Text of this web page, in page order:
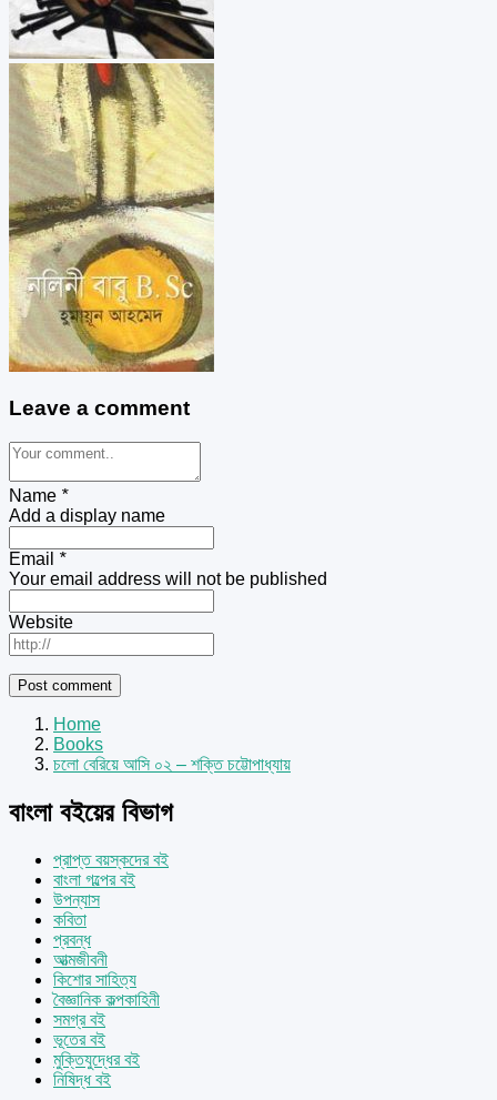
Leave a comment
Name *
Add a display name
Email *
Your email address will not be published
Website
Home
Books
চলো বেরিয়ে আসি ০২ – শক্তি চট্টোপাধ্যায়
বাংলা বইয়ের বিভাগ
প্রাপ্ত বয়স্কদের বই
বাংলা গল্পের বই
উপন্যাস
কবিতা
প্রবন্ধ
আত্মজীবনী
কিশোর সাহিত্য
বৈজ্ঞানিক কল্পকাহিনী
সমগ্র বই
ভূতের বই
মুক্তিযুদ্ধের বই
নিষিদ্ধ বই